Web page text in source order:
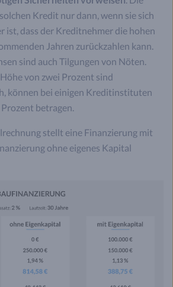
Kredit nur dann, wenn sie sich
ist, dass der Kreditnehmer die hohen
Jahren zurückzahlen kann.
sind auch Tilgungen von Nöten.
von zwei Prozent sind
können bei einigen Kreditinstituten
betragen.
stellt eine Finanzierung mit
ohne eigenes Kapital